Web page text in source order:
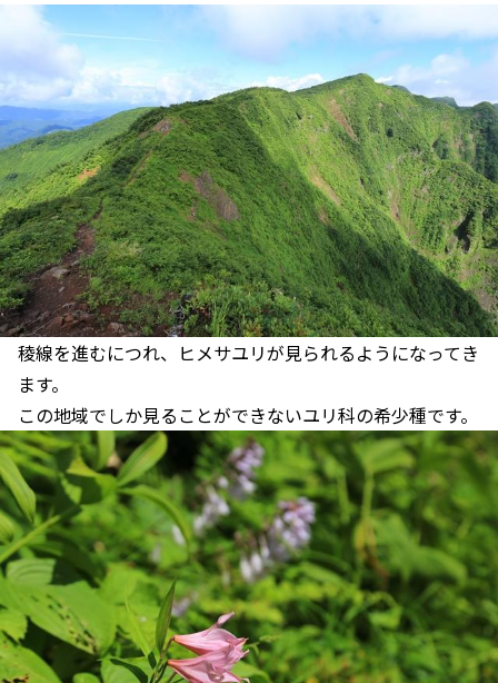
稜線を進むにつれ、ヒメサユリが見られるようになってき
ます。
この地域でしか見ることができないユリ科の希少種です。